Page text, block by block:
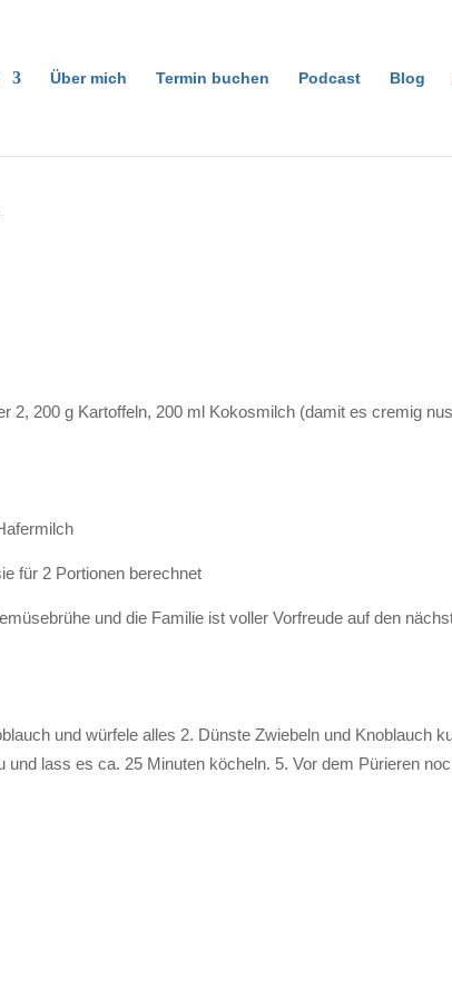
Über mich Termin buchen Podcast Blog
2, 200 g Kartoffeln, 200 ml Kokosmilch (damit es cremig
ich dir, nimm Hafermilch
sie für 2 Portionen berechnet
und die Familie ist voller Vorfreude auf den
und würfele alles 2. Dünste Zwiebeln und Knoblauch
lass es ca. 25 Minuten köcheln. 5. Vor dem Pürieren